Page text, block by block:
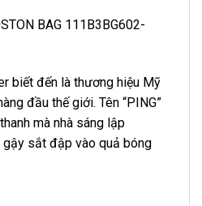
biết đến là thương hiệu Mỹ
đầu thế giới. Tên “PING”
mà nhà sáng lập
sắt đập vào quả bóng